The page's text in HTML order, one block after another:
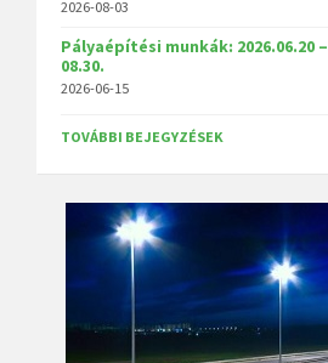
2026-08-03
Pályaépítési munkák: 2026.06.20 –
08.30.
2026-06-15
TOVÁBBI BEJEGYZÉSEK